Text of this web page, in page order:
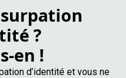
?
en !
d’identité et vous ne